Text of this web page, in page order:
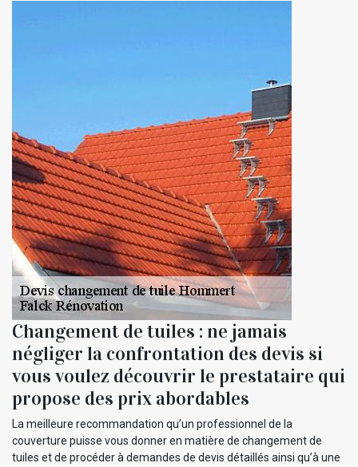
Changement de tuiles : ne jamais
négliger la confrontation des devis si
vous voulez découvrir le prestataire qui
propose des prix abordables
La meilleure recommandation qu’un professionnel de la
couverture puisse vous donner en matière de changement de
tuiles et de procéder à demandes de devis détaillés ainsi qu’à une